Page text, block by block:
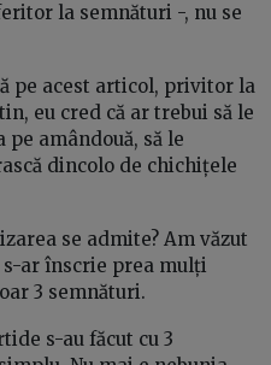
la semnături -, nu se
pe acest articol, privitor la
eu cred că ar trebui să le
pe amândouă, să le
dincolo de chichițele
se admite? Am văzut
s-ar înscrie prea mulți
3 semnături.
s-au făcut cu 3